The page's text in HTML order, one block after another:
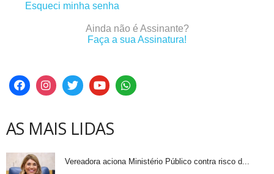
Esqueci minha senha
Ainda não é Assinante?
Faça a sua Assinatura!
AS MAIS LIDAS
Vereadora aciona Ministério Público contra risco d...